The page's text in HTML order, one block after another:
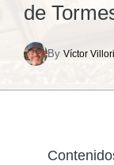
de
By Víctor